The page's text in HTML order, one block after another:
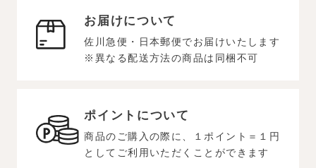
お届けについて
佐川急便・日本郵便でお届けいたします
※異なる配送方法の商品は同梱不可
ポイントについて
商品のご購入の際に、１ポイント＝１円
としてご利用いただくことができます